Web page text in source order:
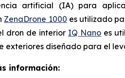
artificial (IA) para
ZenaDrone 1000 es utilizado
dron de interior IQ Nano es
exteriores diseñado para el
información: